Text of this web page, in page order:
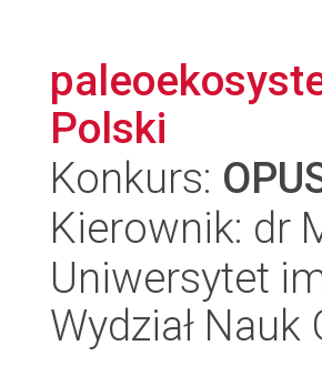
Polski
Konkurs:
Kierownik: dr
Uniwersytet
Wydział